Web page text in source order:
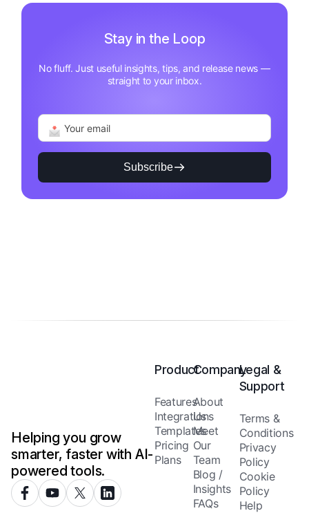
Stay in the Loop
No fluff. Just useful insights, tips, and release news —
straight to your inbox.
Subscribe
Helping you grow
smarter, faster with AI-
powered tools.
Product
Features
Integrations
Templates
Pricing
Plans
Company
About
Us
Meet
Our
Team
Blog /
Insights
FAQs
Legal &
Support
Terms &
Conditions
Privacy
Policy
Cookie
Policy
Help